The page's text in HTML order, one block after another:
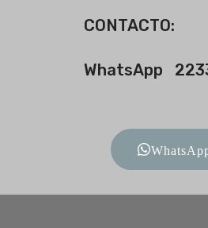
CONTACTO:
WhatsApp